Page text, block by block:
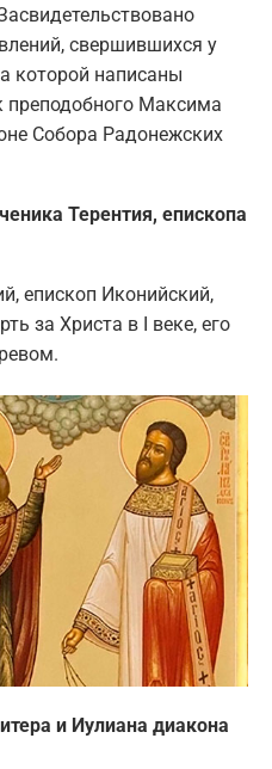
свершившихся у
которой написаны
преподобного Максима
Собора Радонежских
Терентия, епископа
епископ Иконийский,
за Христа в I веке, его
и Иулиана диакона